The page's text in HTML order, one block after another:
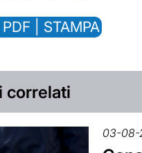
| STAMPA
correlati
03-08-